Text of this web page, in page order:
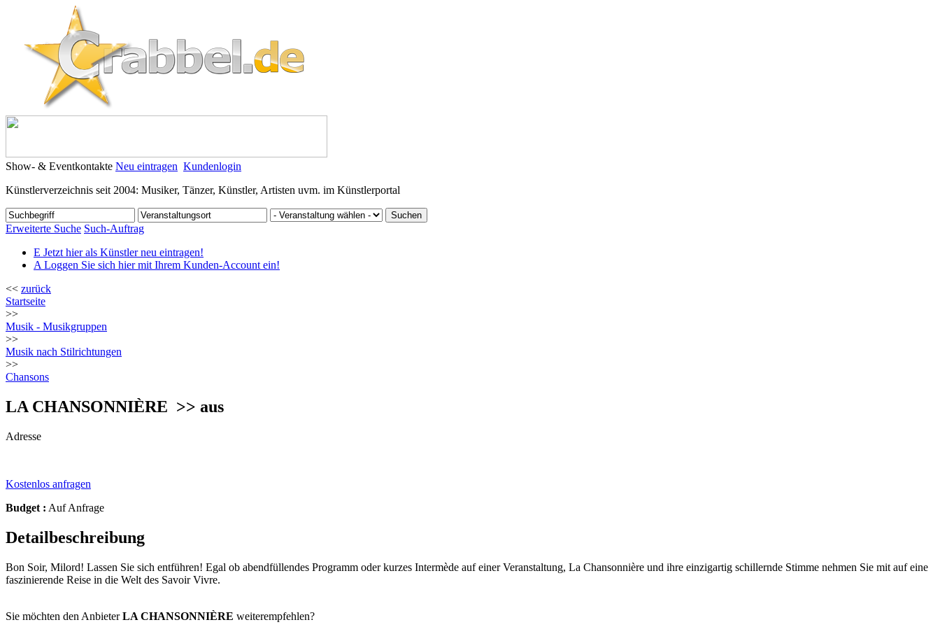
Show- & Eventkontakte Neu eintragen Kundenlogin
Künstlerverzeichnis seit 2004: Musiker, Tänzer, Künstler, Artisten uvm. im Künstlerportal
Erweiterte Suche Such-Auftrag
E Jetzt hier als Künstler neu eintragen!
A Loggen Sie sich hier mit Ihrem Kunden-Account ein!
<< zurück
Startseite
>>
Musik - Musikgruppen
>>
Musik nach Stilrichtungen
>>
Chansons
LA CHANSONNIÈRE >> aus
Adresse
Kostenlos anfragen
Budget : Auf Anfrage
Detailbeschreibung
Bon Soir, Milord! Lassen Sie sich entführen! Egal ob abendfüllendes Programm oder kurzes Intermède auf einer Veranstaltung, La Chansonnière und ihre einzigartig schillernde Stimme nehmen Sie mit auf eine
faszinierende Reise in die Welt des Savoir Vivre.
Sie möchten den AnbieterLA CHANSONNIÈRE weiterempfehlen?